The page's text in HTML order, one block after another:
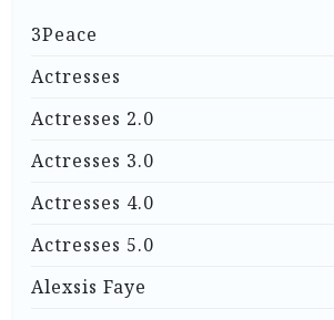
3Peace
Actresses
Actresses 2.0
Actresses 3.0
Actresses 4.0
Actresses 5.0
Alexsis Faye